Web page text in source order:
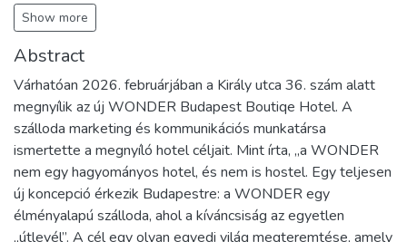
Show more
Abstract
Várhatóan 2026. februárjában a Király utca 36. szám alatt
megnyílik az új WONDER Budapest Boutiqe Hotel. A
szálloda marketing és kommunikációs munkatársa
ismertette a megnyíló hotel céljait. Mint írta, „a WONDER
nem egy hagyományos hotel, és nem is hostel. Egy teljesen
új koncepció érkezik Budapestre: a WONDER egy
élményalapú szálloda, ahol a kíváncsiság az egyetlen
„útlevél”. A cél egy olyan egyedi világ megteremtése, amely